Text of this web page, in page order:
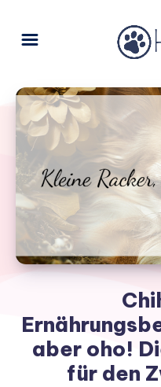
aber oho!
für den